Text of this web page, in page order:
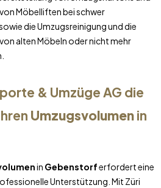
Möbelliften bei schwer
die Umzugsreinigung und die
alten Möbeln oder nicht mehr
& Umzüge AG die
Umzugsvolumenin
in Gebenstorferfordert eine
Unterstützung. Mit Züri